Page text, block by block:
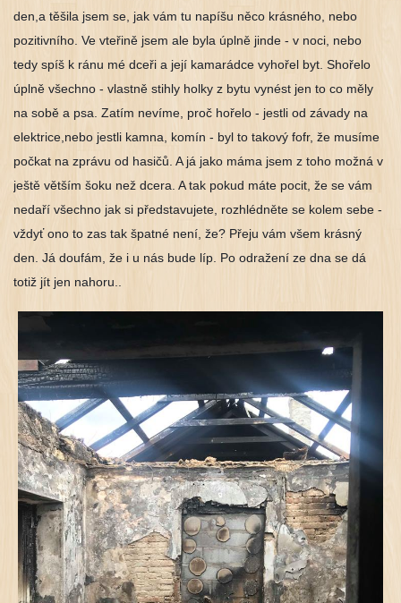
den,a těšila jsem se, jak vám tu napíšu něco krásného, nebo
pozitivního. Ve vteřině jsem ale byla úplně jinde - v noci, nebo
tedy spíš k ránu mé dceři a její kamarádce vyhořel byt. Shořelo
úplně všechno - vlastně stihly holky z bytu vynést jen to co měly
na sobě a psa. Zatím nevíme, proč hořelo - jestli od závady na
elektrice,nebo jestli kamna, komín - byl to takový fofr, že musíme
počkat na zprávu od hasičů. A já jako máma jsem z toho možná v
ještě větším šoku než dcera. A tak pokud máte pocit, že se vám
nedaří všechno jak si představujete, rozhlédněte se kolem sebe -
vždyť ono to zas tak špatné není, že? Přeju vám všem krásný
den. Já doufám, že i u nás bude líp. Po odražení ze dna se dá
totiž jít jen nahoru..